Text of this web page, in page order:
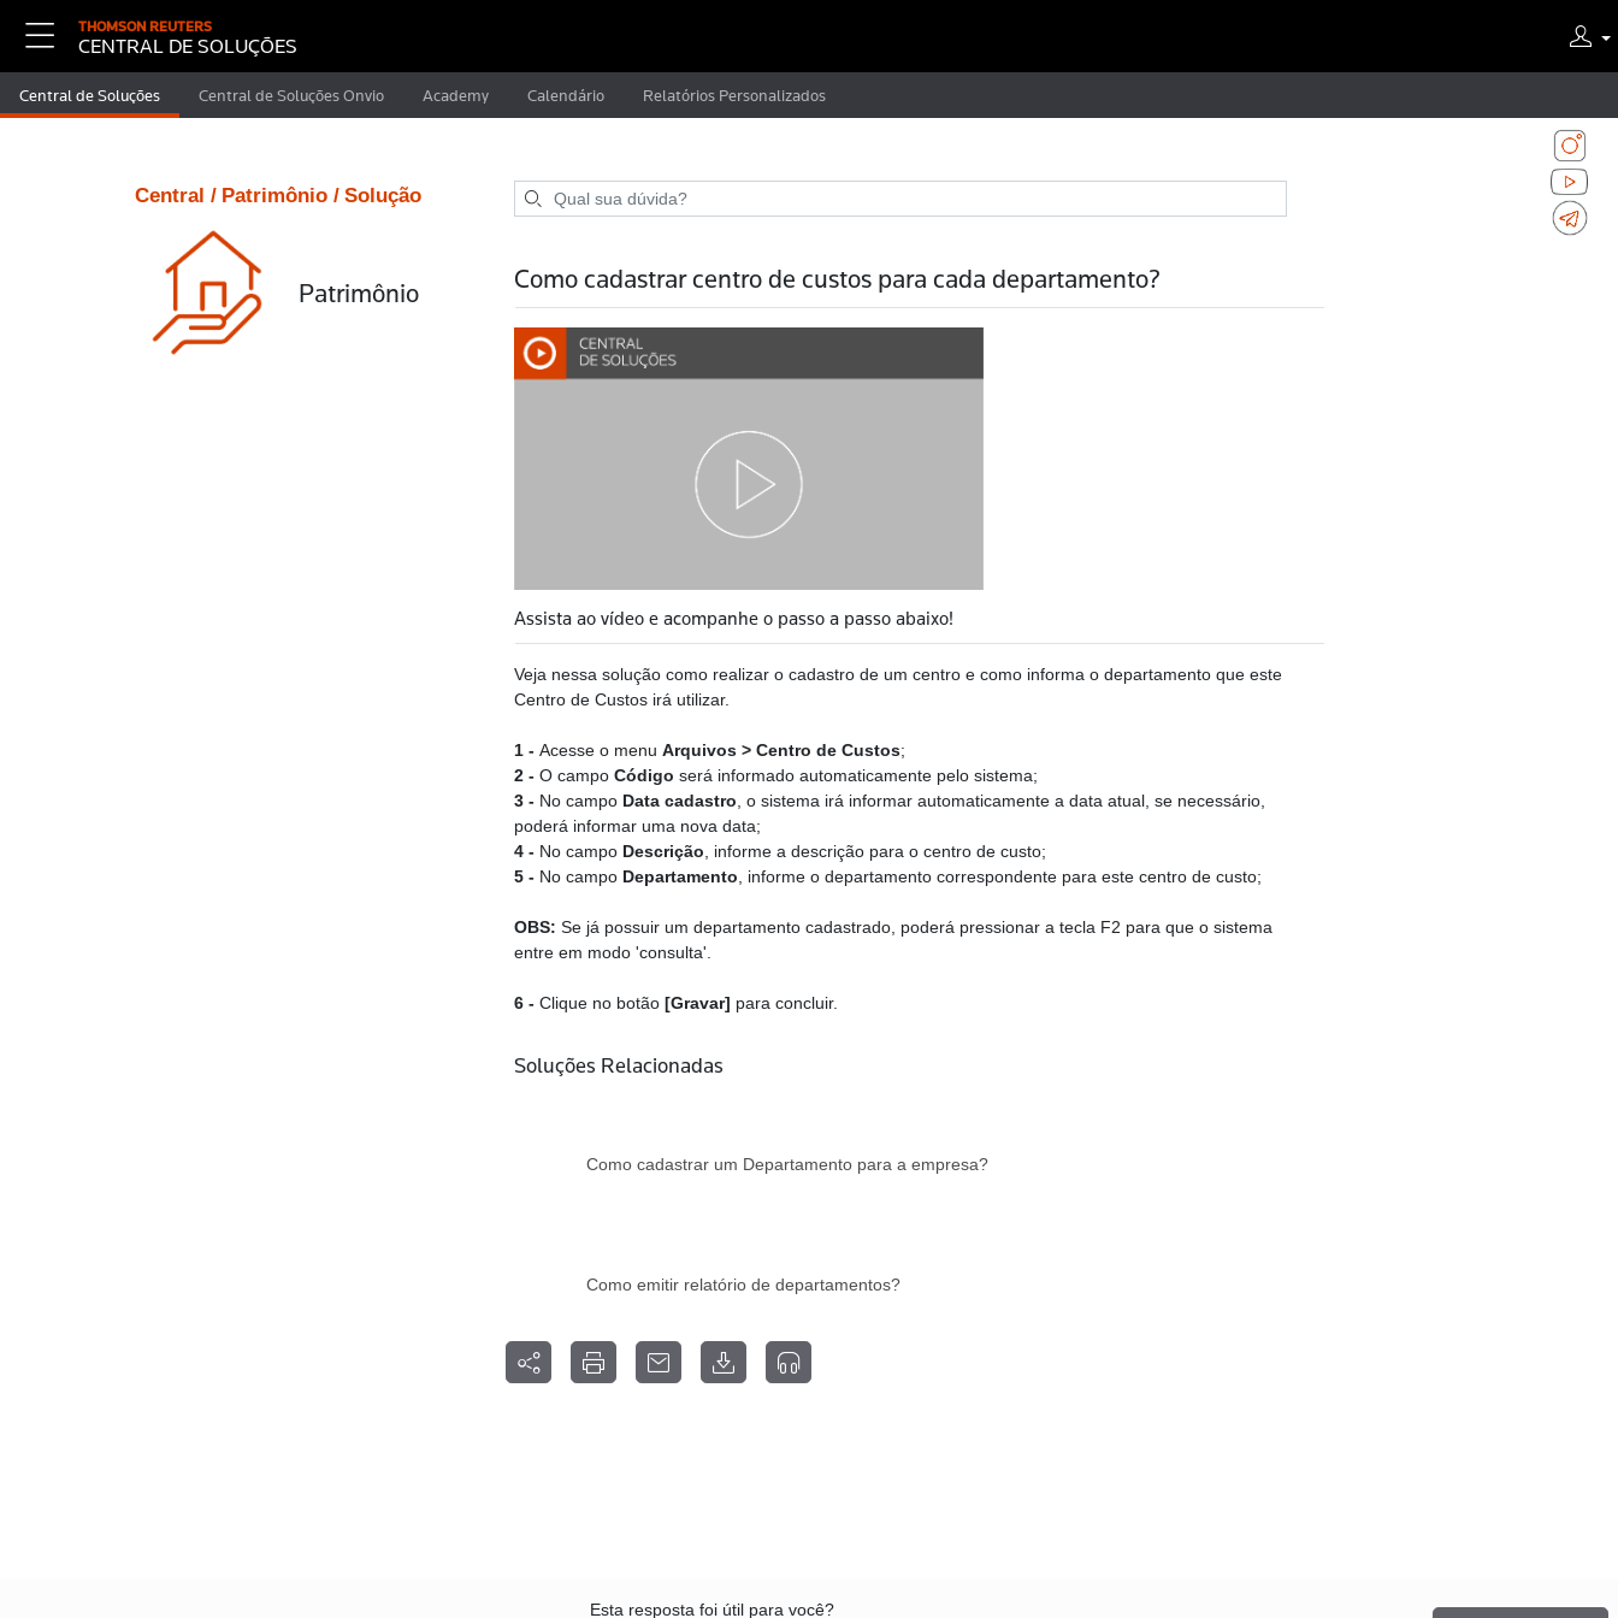
THOMSON REUTERS
CENTRAL DE SOLUÇÕES
Central de Soluções Central de Soluções Onvio Academy Calendário Relatórios Personalizados
Central / Patrimônio / Solução
Patrimônio Como cadastrar centro de custos para cada departamento?
Assista ao vídeo e acompanhe o passo a passo abaixo!
Veja nessa solução como realizar o cadastro de um centro e como informa o departamento que este
Centro de Custos irá utilizar.
1 -Acesse o menuArquivos > Centro de Custos;
2 - O campoCódigo será informado automaticamente pelo sistema;
3 - No campo Data cadastro, o sistema irá informar automaticamente a data atual, se necessário,
poderá informar uma nova data;
4 - No campo Descrição, informe a descrição para o centro de custo;
5 - No campo Departamento, informe o departamento correspondente para este centro de custo;
OBS: Se já possuir um departamento cadastrado, poderá pressionar a tecla F2 para que o sistema
entre em modo 'consulta'.
6 - Clique no botão[Gravar] para concluir.
Soluções Relacionadas
Como cadastrar um Departamento para a empresa?
Como emitir relatório de departamentos?
Esta resposta foi útil para você?